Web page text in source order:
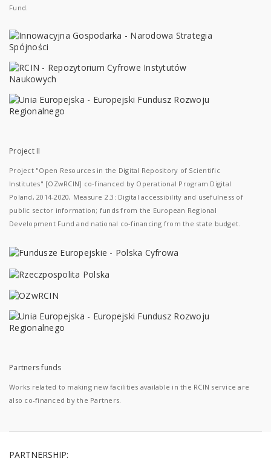
Fund.
Project II
Project "Open Resources in the Digital Repository of Scientific
Institutes" [OZwRCIN] co-financed by Operational Program Digital
Poland, 2014-2020, Measure 2.3: Digital accessibility and usefulness of
public sector information; funds from the European Regional
Development Fund and national co-financing from the state budget.
Partners funds
Works related to making new facilities available in the RCIN service are
also co-financed by the Partners.
PARTNERSHIP: